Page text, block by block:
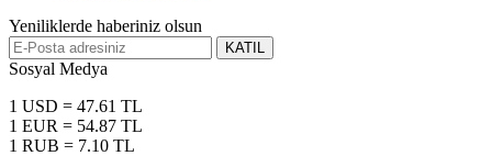
Yeniliklerde haberiniz olsun
KATIL
Sosyal Medya
1 USD = 47.61 TL
1 EUR = 54.87 TL
1 RUB = 7.10 TL